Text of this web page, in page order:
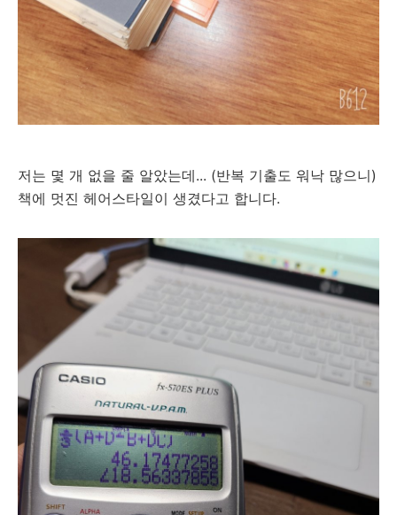
저는 몇 개 없을 줄 알았는데... (반복 기출도 워낙 많으니)
책에 멋진 헤어스타일이 생겼다고 합니다.